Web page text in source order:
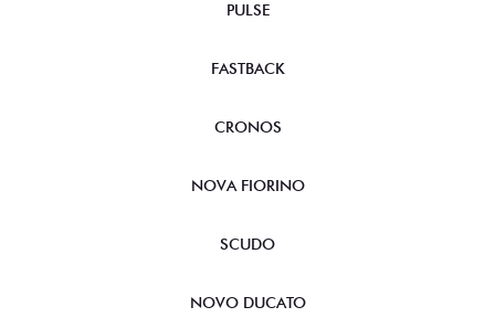
PULSE
FASTBACK
CRONOS
NOVA FIORINO
SCUDO
NOVO DUCATO